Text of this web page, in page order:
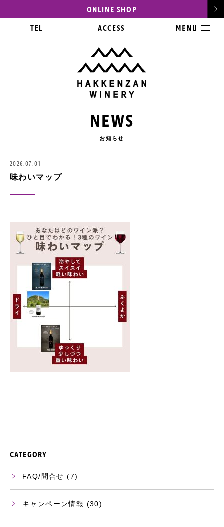
ONLINE SHOP
TEL ACCESS
NEWS
お知らせ
2026.07.01
味わいマップ
CATEGORY
FAQ/問合せ (7)
キャンペーン情報 (30)